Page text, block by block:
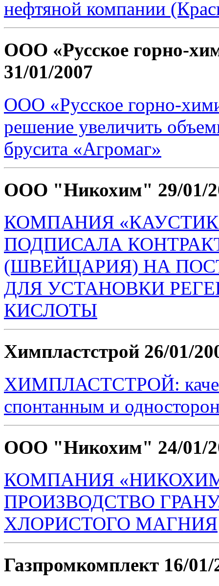
нефтяной компании
ООО «Русское горно-
31/01/2007
ООО «Русское горно-
решение увеличить
брусита «Агромаг»
ООО "Никохим" 29/01/
КОМПАНИЯ
ПОДПИСАЛА КОНТРАКТ
(ШВЕЙЦАРИЯ) НА
ДЛЯ УСТАНОВКИ
КИСЛОТЫ
Химпластстрой 26/01/
ХИМПЛАСТСТРОЙ:
спонтанным и
ООО "Никохим" 24/01/
КОМПАНИЯ
ПРОИЗВОДСТВО
ХЛОРИСТОГО МАГНИЯ
Газпромкомплект 16/01/